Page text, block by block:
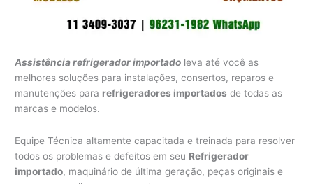
Assistência refrigerador importado leva até você as
melhores soluções para instalações, consertos, reparos e
manutenções para refrigeradores importados de todas as
marcas e modelos.
Equipe Técnica altamente capacitada e treinada para resolver
todos os problemas e defeitos em seu Refrigerador
importado, maquinário de última geração, peças originais e